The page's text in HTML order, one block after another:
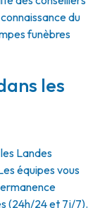
du
funèbres
les
Landes
équipes vous
(24h/24 et 7j/7).